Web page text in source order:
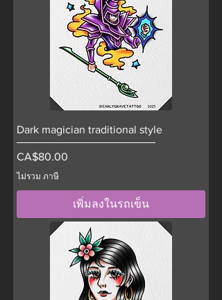
Dark magician traditional style
ราคา
CA$80.00
ไม่รวม ภาษี
เพิ่มลงในรถเข็น